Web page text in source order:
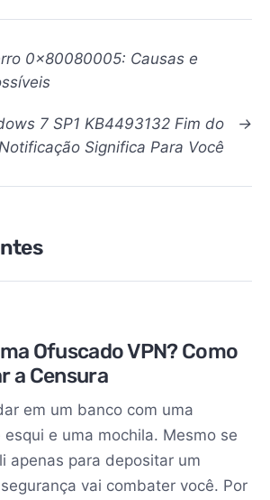
0x80080005: Causas e
→
7 SP1 KB4493132 Fim do
Significa Para Você
Ofuscado VPN? Como
a Censura
em um banco com uma
esqui e uma mochila. Mesmo se
apenas para depositar um
vai combater você. Por